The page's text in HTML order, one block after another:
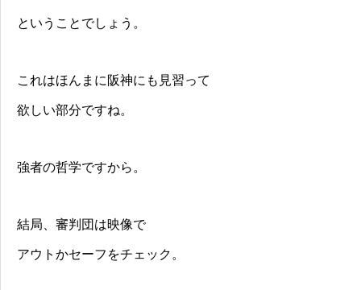
ということでしょう。
これはほんまに阪神にも見習って
欲しい部分ですね。
強者の哲学ですから。
結局、審判団は映像で
アウトかセーフをチェック。